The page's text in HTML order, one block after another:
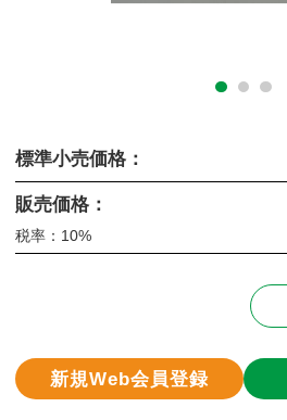
標準小売価格：
販売価格：
税率：10%
新規Web会員登録